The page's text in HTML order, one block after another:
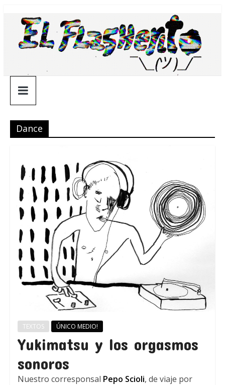
contenido
¯\_(ツ)_/
¯
Dance
TEXTOS ÚNICO MEDIO!
Yukimatsu y los orgasmos
sonoros
Nuestro corresponsal Pepo Scioli, de viaje por